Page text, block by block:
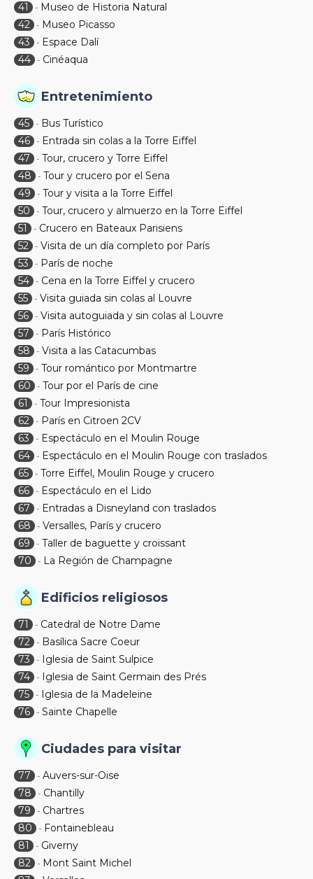
41
- Museo de Historia Natural
42 - Museo Picasso
43
- Espace Dalí
44 - Cinéaqua
Entretenimiento
45 - Bus Turístico
46 - Entrada sin colas a la Torre Eiffel
47
- Tour, crucero y Torre Eiffel
48
- Tour y crucero por el Sena
49
- Tour y visita a la Torre Eiffel
50
- Tour, crucero y almuerzo en la Torre Eiffel
51
- Crucero en Bateaux Parisiens
52 - Visita de un día completo por París
53
- París de noche
54 - Cena en la Torre Eiffel y crucero
55 - Visita guiada sin colas al Louvre
56 - Visita autoguiada y sin colas al Louvre
57
- París Histórico
58
- Visita a las Catacumbas
59
- Tour romántico por Montmartre
60
- Tour por el París de cine
61
- Tour Impresionista
62 - París en Citroen 2CV
63
- Espectáculo en el Moulin Rouge
64 - Espectáculo en el Moulin Rouge con traslados
65 - Torre Eiffel, Moulin Rouge y crucero
66 - Espectáculo en el Lido
67
- Entradas a Disneyland con traslados
68
- Versalles, París y crucero
69
- Taller de baguette y croissant
70
- La Región de Champagne
Edificios religiosos
71 - Catedral de Notre Dame
72 - Basílica Sacre Coeur
73
- Iglesia de Saint Sulpice
74 - Iglesia de Saint Germain des Prés
75 - Iglesia de la Madeleine
76 - Sainte Chapelle
Ciudades para visitar
77 - Auvers-sur-Oise
78
- Chantilly
79
- Chartres
80
- Fontainebleau
81
- Giverny
82 - Mont Saint Michel